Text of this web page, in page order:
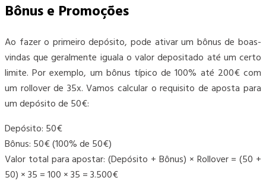
Bônus e Promoções
Ao fazer o primeiro depósito, pode ativar um bônus de boas-
vindas que geralmente iguala o valor depositado até um certo
limite. Por exemplo, um bônus típico de 100% até 200€ com
um rollover de 35x. Vamos calcular o requisito de aposta para
um depósito de 50€:
Depósito: 50€
Bônus: 50€ (100% de 50€)
Valor total para apostar: (Depósito + Bônus) × Rollover = (50 +
50) × 35 = 100 × 35 = 3.500€